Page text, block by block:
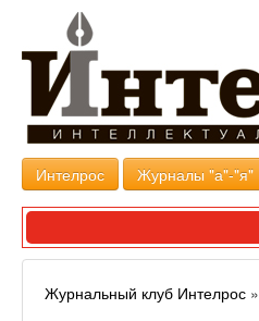
Интелрос Журналы "а"-"я"
Журнальный клуб Интелрос »